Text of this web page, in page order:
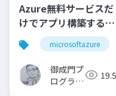
Azure無料サービスだ
けでアプリ構築する
2025
microsoftazure
御成門プ
ログラマ